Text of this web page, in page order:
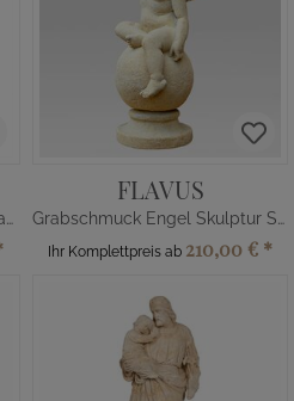
Grabfigur Hand mit Mädchen aus Steinguss
FLAVUS
Grabschmuck Engel Skulptur Steinguss
Ihr Komplettpreis ab 210,00 € *